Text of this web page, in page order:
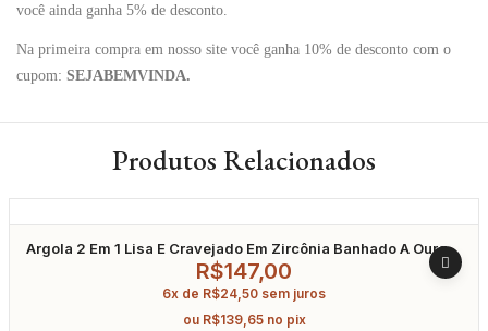
você ainda ganha 5% de desconto.
Na primeira compra em nosso site você ganha 10% de desconto com o
cupom: SEJABEMVINDA.
Produtos Relacionados
Argola 2 Em 1 Lisa E Cravejado Em Zircônia Banhado A Ouro
R$147,00
6x de R$24,50 sem juros
ou R$139,65 no pix